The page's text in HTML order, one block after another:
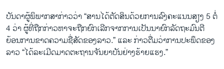
ບັນ​ດາ​ຜູ້​ພິ​ພາກ​ສາ​ກ່າວ​ວ່າ “ສານ​ໄດ້​ຕັດ​ສິນດ້ວຍ​ການ​ລົງ​ຄະ​ແນນ​ສຽງ 5 ຕໍ່
4 ວ່າ ຜູ້​ທີ່​ຖືກ​ກ່າວ​ຫາ​ຈະ​ຖືກ​ຍົກ​ເລີກ​ຈາກ​ການ​ເປັນ​ນາ​ຍົກ​ລັດ​ຖະ​ມົນ​ຕີ
ຍ້ອນ​ການ​ຂາດ​ຄວາມ​ຊື່​ສັດ​ຂອງ​ລາວ.” ແລະ ກ່າວ​ຕື່ມ​ວ່າການ​ປະ​ພຶດ​ຂອງ​
ລາວ “ໄດ້​ລະ​ເມີດ​ມາດ​ຕະ​ຖາ​ນ​ຈັນ​ຍາ​ບັນ​ຢ່າງ​ຮ້າຍ​ແຮງ.”